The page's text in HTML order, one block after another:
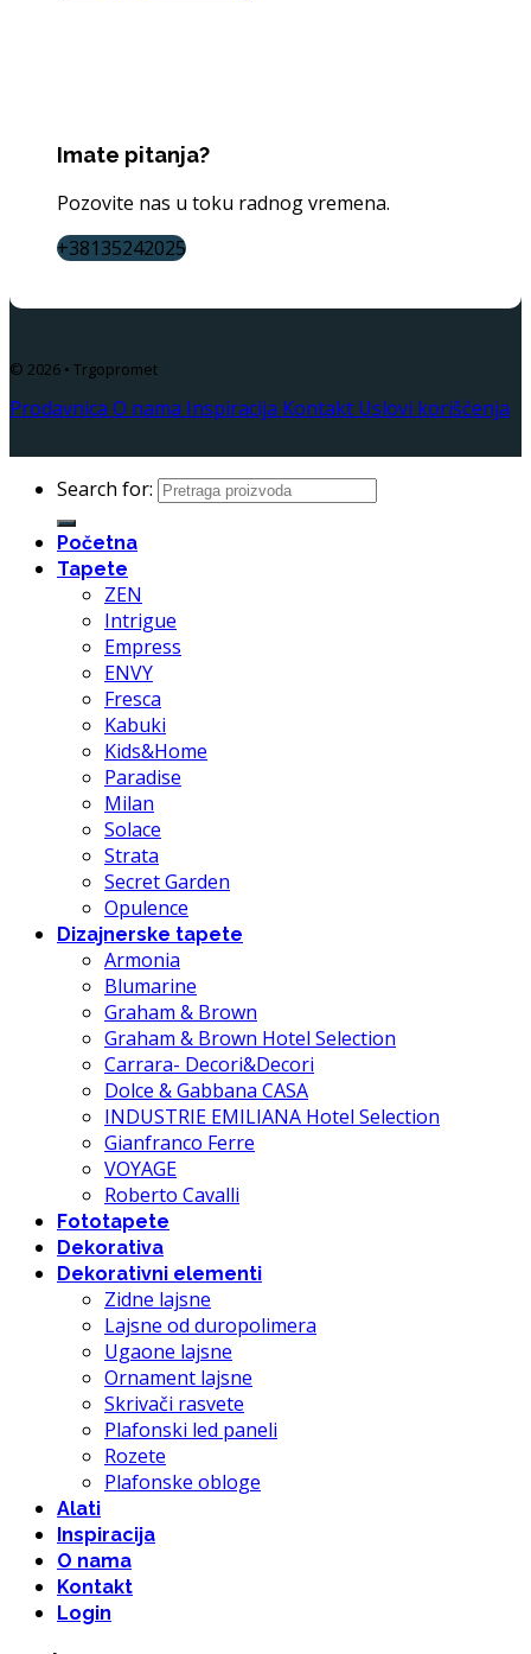
Imate pitanja?
Pozovite nas u toku radnog vremena.
+38135242025
© 2026 • Trgopromet
Prodavnica O nama Inspiracija Kontakt Uslovi korišćenja
Search for:
Početna
Tapete
ZEN
Intrigue
Empress
ENVY
Fresca
Kabuki
Kids&Home
Paradise
Milan
Solace
Strata
Secret Garden
Opulence
Dizajnerske tapete
Armonia
Blumarine
Graham & Brown
Graham & Brown Hotel Selection
Carrara- Decori&Decori
Dolce & Gabbana CASA
INDUSTRIE EMILIANA Hotel Selection
Gianfranco Ferre
VOYAGE
Roberto Cavalli
Fototapete
Dekorativa
Dekorativni elementi
Zidne lajsne
Lajsne od duropolimera
Ugaone lajsne
Ornament lajsne
Skrivači rasvete
Plafonski led paneli
Rozete
Plafonske obloge
Alati
Inspiracija
O nama
Kontakt
Login